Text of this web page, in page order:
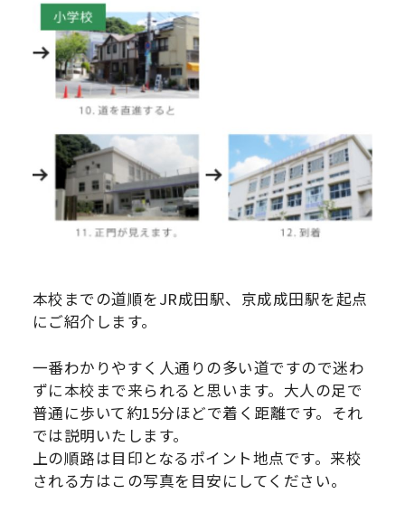
本校までの道順をJR成田駅、京成成田駅を起点
にご紹介します。
一番わかりやすく人通りの多い道ですので迷わ
ずに本校まで来られると思います。大人の足で
普通に歩いて約15分ほどで着く距離です。それ
では説明いたします。
上の順路は目印となるポイント地点です。来校
される方はこの写真を目安にしてください。